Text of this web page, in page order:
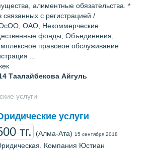
алиментные обязательства. *
с регистрацией /
ОсОО, ОАО, Некоммерческие
фонды, Объединения,
правовое обслуживание
...
Таалайбекова Айгуль
услуги
услуги
тг. (Алма-Ата) 15 сентября 2018
Компания Юстиан